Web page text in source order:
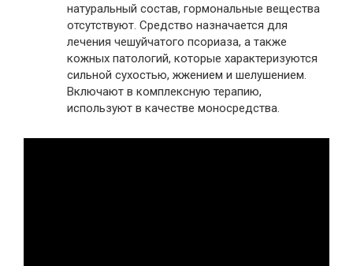
натуральный состав, гормональные вещества
отсутствуют. Средство назначается для
лечения чешуйчатого псориаза, а также
кожных патологий, которые характеризуются
сильной сухостью, жжением и шелушением.
Включают в комплексную терапию,
используют в качестве моносредства.